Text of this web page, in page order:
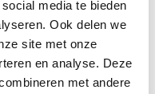
media te bieden
Ook delen we
site met onze
en analyse. Deze
met andere